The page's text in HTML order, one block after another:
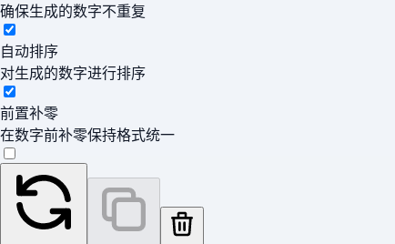
确保生成的数字不重复
自动排序
对生成的数字进行排序
前置补零
在数字前补零保持格式统一